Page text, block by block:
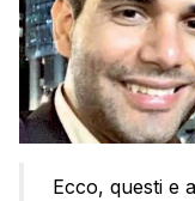
Ecco, questi e